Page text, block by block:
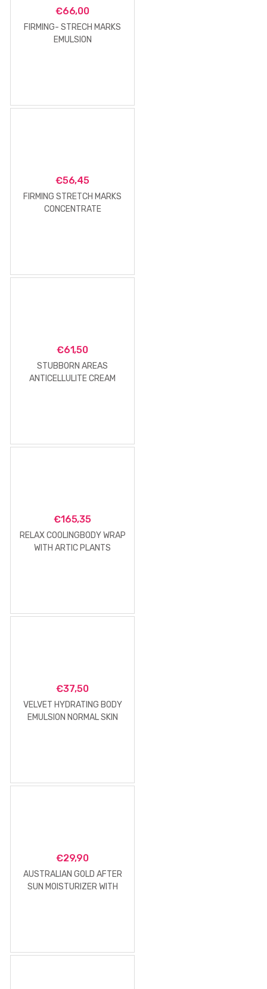
€66,00
FIRMING- STRECH MARKS
EMULSION
€56,45
FIRMING STRETCH MARKS
CONCENTRATE
€61,50
STUBBORN AREAS
ANTICELLULITE CREAM
€165,35
RELAX COOLINGBODY WRAP
WITH ARTIC PLANTS
€37,50
VELVET HYDRATING BODY
EMULSION NORMAL SKIN
€29,90
AUSTRALIAN GOLD AFTER
SUN MOISTURIZER WITH